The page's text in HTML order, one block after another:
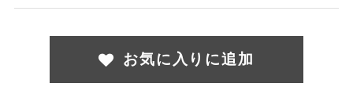
お気に入りに追加